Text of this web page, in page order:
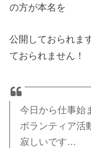
の方が本名を
公開しておられま
ておられません！
今日から仕事始
ボランティア活
寂しいです…